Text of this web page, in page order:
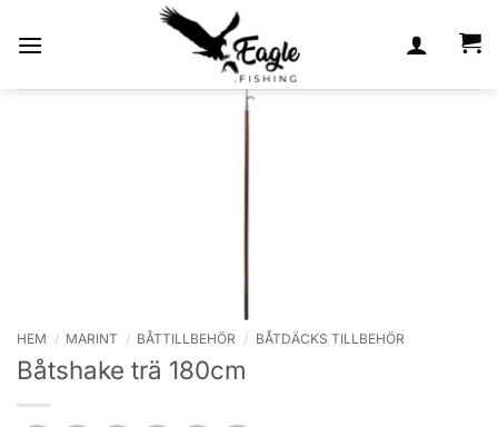
HEM / MARINT / BÅTTILLBEHÖR / BÅTDÄCKS TILLBEHÖR
Båtshake trä 180cm